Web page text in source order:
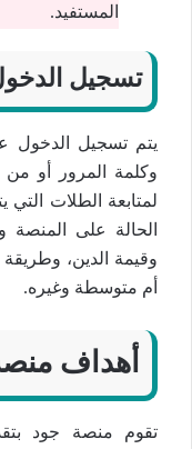
المستفيد.
تسجيل
يتم تسجيل الدخول
وكلمة المرور أو من
لمتابعة الطلات
الحالة على المنصة
وقيمة الدين،
أم متوسطة وغيره.
أهداف
تقوم منصة جود